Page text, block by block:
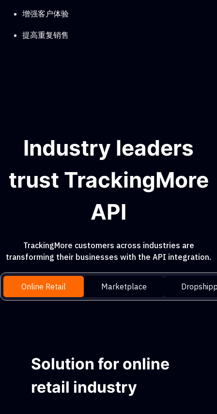
增强客户体验
提高重复销售
Industry leaders
trust TrackingMore
API
TrackingMore customers across industries are
transforming their businesses with the API integration.
Online Retail Marketplace
Solution for online
retail industry